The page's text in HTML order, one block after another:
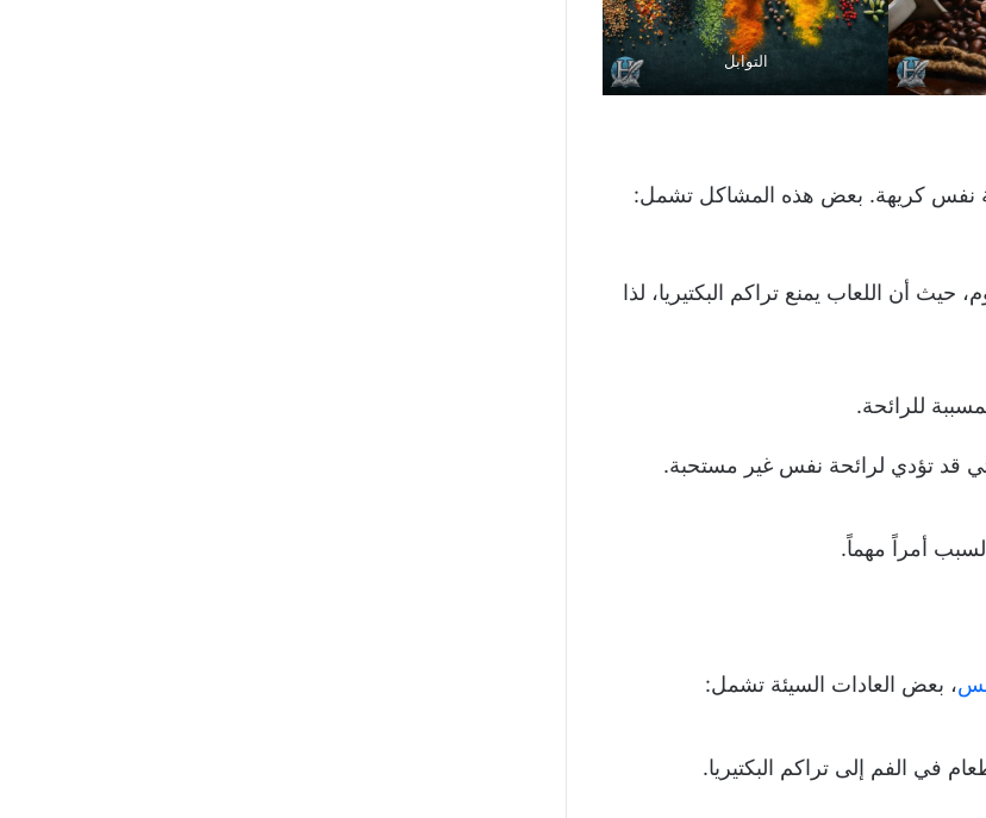
التوابل
نفس كريهة. بعض هذه المشاكل تشمل:
حيث أن اللعاب يمنع تراكم البكتيريا، لذا
للرائحة.
قد تؤدي لرائحة نفس غير مستحبة.
أمراً مهماً.
، بعض العادات السيئة تشمل:
في الفم إلى تراكم البكتيريا.